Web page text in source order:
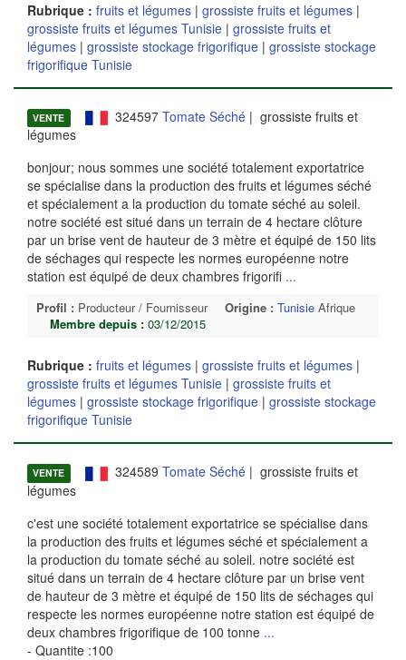
Rubrique : fruits et légumes | grossiste fruits et légumes |
grossiste fruits et légumes Tunisie | grossiste fruits et
légumes | grossiste stockage frigorifique | grossiste stockage
frigorifique Tunisie
VENTE 324597 Tomate Séché| grossiste fruits et
légumes
bonjour; nous sommes une société totalement exportatrice
se spécialise dans la production des fruits et légumes séché
et spécialement a la production du tomate séché au soleil.
notre société est situé dans un terrain de 4 hectare clôture
par un brise vent de hauteur de 3 mètre et équipé de 150 lits
de séchages qui respecte les normes européenne notre
station est équipé de deux chambres frigorifi ...
Profil : Producteur / Fournisseur Origine : Tunisie Afrique
Membre depuis : 03/12/2015
Rubrique : fruits et légumes | grossiste fruits et légumes |
grossiste fruits et légumes Tunisie | grossiste fruits et
légumes | grossiste stockage frigorifique | grossiste stockage
frigorifique Tunisie
VENTE 324589 Tomate Séché| grossiste fruits et
légumes
c'est une société totalement exportatrice se spécialise dans
la production des fruits et légumes séché et spécialement a
la production du tomate séché au soleil. notre société est
situé dans un terrain de 4 hectare clôture par un brise vent
de hauteur de 3 mètre et équipé de 150 lits de séchages qui
respecte les normes européenne notre station est équipé de
deux chambres frigorifique de 100 tonne ...
- Quantite :100